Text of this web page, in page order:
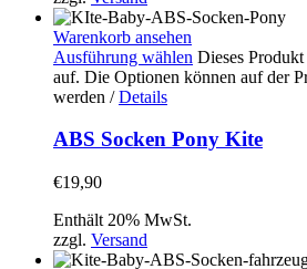
Warenkorb ansehen
Ausführung wählen Dieses
auf. Die Optionen können auf der
werden / Details
ABS Socken Pony Kite
€19,90
Enthält 20% MwSt.
zzgl. Versand